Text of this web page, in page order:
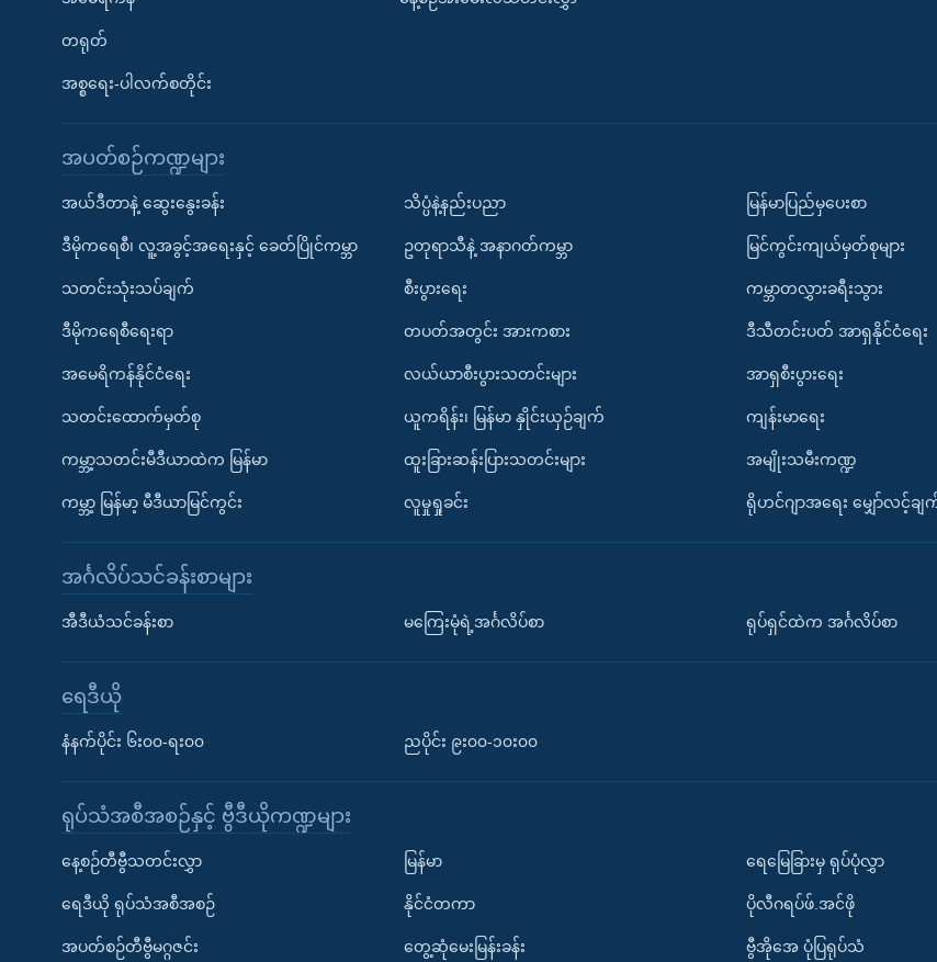
တရုတ်
အစ္စရေး-ပါလက်စတိုင်း
အပတ်စဉ်ကဏ္ဍများ
အယ်ဒီတာနဲ့ ဆွေးနွေးခန်း
ဒီမိုကရေစီ၊ လူ့အခွင့်အရေးနှင့် ခေတ်ပြိုင်ကမ္ဘာ
သတင်းသုံးသပ်ချက်
ဒီမိုကရေစီရေးရာ
အမေရိကန်နိုင်ငံရေး
သတင်းထောက်မှတ်စု
ကမ္ဘာ့သတင်းမီဒီယာထဲက မြန်မာ
ကမ္ဘာ့ မြန်မာ့ မီဒီယာမြင်ကွင်း
သိပ္ပံနဲ့နည်းပညာ
ဥတုရာသီနဲ့ အနာဂတ်ကမ္ဘာ
စီးပွားရေး
တပတ်အတွင်း အားကစား
လယ်ယာစီးပွားသတင်းများ
ယူကရိန်း၊ မြန်မာ နှိုင်းယှဉ်ချက်
ထူးခြားဆန်းပြားသတင်းများ
လူမှုရှုခင်း
မြန်မာပြည်မှပေးစာ
မြင်ကွင်းကျယ်မှတ်စုများ
ကမ္ဘာတလွှားခရီးသွား
ဒီသီတင်းပတ် အာရှနိုင်ငံရေး
အာရှစီးပွားရေး
ကျန်းမာရေး
အမျိုးသမီးကဏ္ဍ
ရိုဟင်ဂျာအရေး မျှော်လင့်ချ
အင်္ဂလိပ်သင်ခန်းစာများ
အီဒီယံသင်ခန်းစာ မကြေးမုံရဲ့အင်္ဂလိပ်စာ ရုပ်ရှင်ထဲက အင်္ဂလိပ်စာ
ရေဒီယို
နံနက်ပိုင်း ၆း၀၀-ရး၀၀ ညပိုင်း ၉း၀၀-၁၀း၀၀
ရုပ်သံအစီအစဉ်နှင့် ဗွီဒီယိုကဏ္ဍများ
နေ့စဉ်တီဗွီသတင်းလွှာ
ရေဒီယို ရုပ်သံအစီအစဉ်
အပတ်စဉ်တီဗွီမဂ္ဂဇင်း
မြန်မာ
နိုင်ငံတကာ
တွေ့ဆုံမေးမြန်းခန်း
ရေမြေခြားမှ ရုပ်ပုံလွှာ
ပိုလီဂရပ်ဖ်.အင်ဖို
ဗွီအိုအေ ပုံပြရုပ်သံ